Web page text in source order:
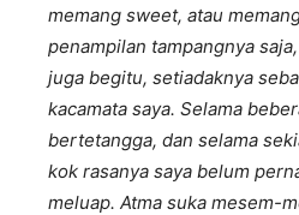
memang sweet, atau
penampilan tampangnya
juga begitu, setiadaknya
kacamata saya. Selama
bertetangga, dan selama
kok rasanya saya belum
meluap. Atma suka mesem-